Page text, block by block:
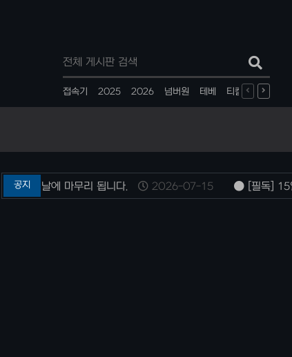
인기검색어
접속기 2025 2026 넘버원 테베 티칼 계정생성
공지
16일날에 마무리 됩니다. 2026-07-15 [필독] 15